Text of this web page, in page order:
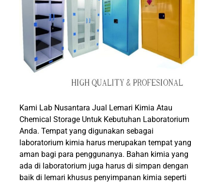
Kami Lab Nusantara Jual Lemari Kimia Atau
Chemical Storage Untuk Kebutuhan Laboratorium
Anda. Tempat yang digunakan sebagai
laboratorium kimia harus merupakan tempat yang
aman bagi para penggunanya. Bahan kimia yang
ada di laboratorium juga harus di simpan dengan
baik di lemari khusus penyimpanan kimia seperti